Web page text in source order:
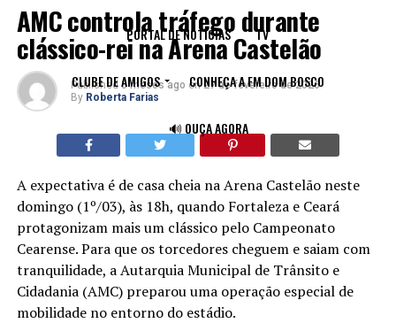
PORTAL DE NOTÍCIAS TV
CLUBE DE AMIGOS CONHEÇA A FM DOM BOSCO
🔊 OUÇA AGORA
AMC controla tráfego durante
clássico-rei na Arena Castelão
Published 5 meses ago on 27 de fevereiro de 2026
By Roberta Farias
A expectativa é de casa cheia na Arena Castelão neste
domingo (1º/03), às 18h, quando Fortaleza e Ceará
protagonizam mais um clássico pelo Campeonato
Cearense. Para que os torcedores cheguem e saiam com
tranquilidade, a Autarquia Municipal de Trânsito e
Cidadania (AMC) preparou uma operação especial de
mobilidade no entorno do estádio.